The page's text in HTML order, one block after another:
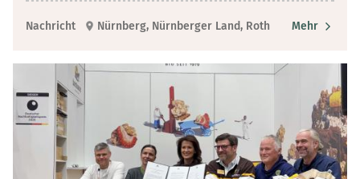
Nachricht Nürnberg, Nürnberger Land, Roth Mehr